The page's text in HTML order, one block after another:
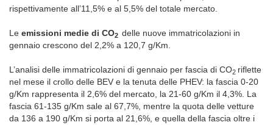
rispettivamente all’11,5% e al 5,5% del totale mercato.
Le emissioni medie di CO2 delle nuove immatricolazioni in
gennaio crescono del 2,2% a 120,7 g/Km.
L’analisi delle immatricolazioni di gennaio per fascia di CO2 riflette
nel mese il crollo delle BEV e la tenuta delle PHEV: la fascia 0-20
g/Km rappresenta il 2,6% del mercato, la 21-60 g/Km il 4,3%. La
fascia 61-135 g/Km sale al 67,7%, mentre la quota delle vetture
da 136 a 190 g/Km si porta al 21,6%, e quella della fascia oltre i